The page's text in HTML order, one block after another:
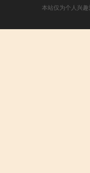
本站仅为个人兴